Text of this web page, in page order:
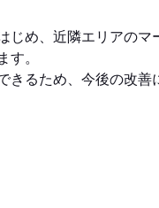
じめ、近隣エリアの
。
きるため、今後の改善